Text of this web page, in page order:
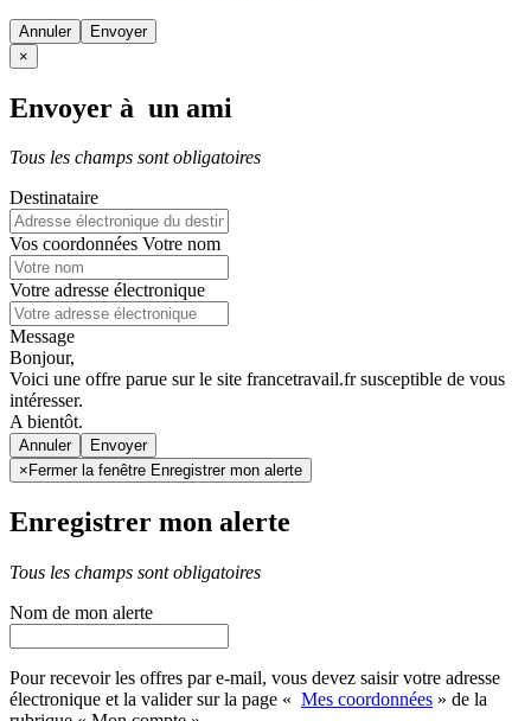
Annuler
×
Envoyer à un ami
Tous les champs sont obligatoires
Destinataire
Vos coordonnées Votre nom
Votre adresse électronique
Message
Bonjour,
Voici une offre parue sur le site francetravail.fr susceptible de vous
intéresser.
A bientôt.
Annuler
× Fermer la fenêtre Enregistrer mon alerte
Enregistrer mon alerte
Tous les champs sont obligatoires
Nom de mon alerte
Pour recevoir les offres par e-mail, vous devez saisir votre adresse
électronique et la valider sur la page « Mes coordonnées » de la